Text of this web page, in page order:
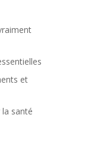
et
santé